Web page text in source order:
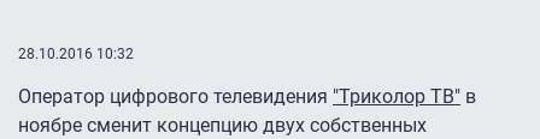
28.10.2016 10:32
Оператор цифрового телевидения "Триколор ТВ" в
ноябре сменит концепцию двух собственных